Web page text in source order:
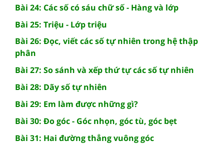
Bài 24: Các số có sáu chữ số - Hàng và lớp
Bài 25: Triệu - Lớp triệu
Bài 26: Đọc, viết các số tự nhiên trong hệ thập
phân
Bài 27: So sánh và xếp thứ tự các số tự nhiên
Bài 28: Dãy số tự nhiên
Bài 29: Em làm được những gì?
Bài 30: Đo góc - Góc nhọn, góc tù, góc bẹt
Bài 31: Hai đường thẳng vuông góc